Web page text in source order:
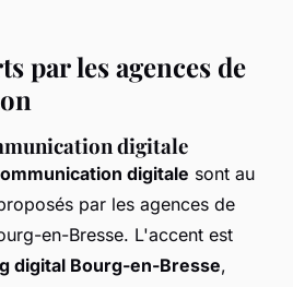
par les agences de
digitale
digitale sont au
par les agences de
en-Bresse. L'accent est
digital Bourg-en-Bresse,